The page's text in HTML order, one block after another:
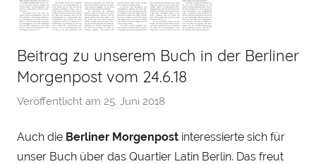
Beitrag zu unserem Buch in der Berliner
Morgenpost vom 24.6.18
Veröffentlicht am 25. Juni 2018
n
H
Auch die Berliner Morgenpost interessierte sich für
unser Buch über das Quartier Latin Berlin. Das freut